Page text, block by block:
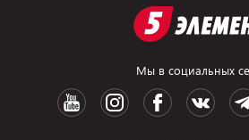
Мы в социальных